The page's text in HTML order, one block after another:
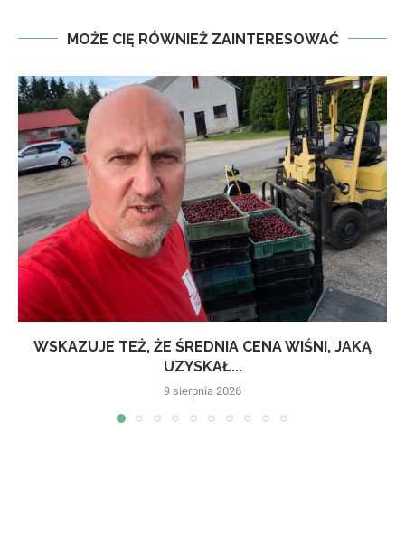
MOŻE CIĘ RÓWNIEŻ ZAINTERESOWAĆ
WSKAZUJE TEŻ, ŻE ŚREDNIA CENA WIŚNI, JAKĄ
UZYSKAŁ...
9 sierpnia 2026